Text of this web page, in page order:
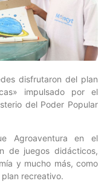
disfrutaron del plan
impulsado por el
del Poder Popular
Agroaventura en el
de juegos didácticos,
y mucho más, como
recreativo.